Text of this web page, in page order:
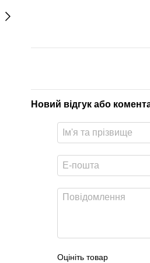
Новий відгук або
Оцініть товар